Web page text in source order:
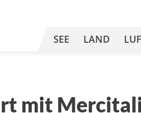
SEE LAND
mit